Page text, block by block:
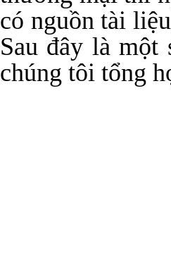
có nguồn tài
Sau đây là một
chúng tôi tổng